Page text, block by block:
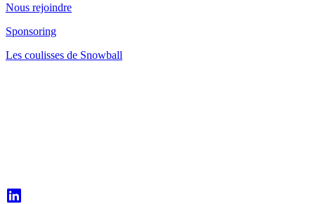
Nous rejoindre
Sponsoring
Les coulisses de Snowball